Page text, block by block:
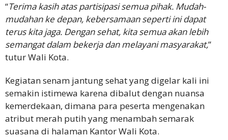
“Terima kasih atas partisipasi semua pihak. Mudah-
mudahan ke depan, kebersamaan seperti ini dapat
terus kita jaga. Dengan sehat, kita semua akan lebih
semangat dalam bekerja dan melayani masyarakat,”
tutur Wali Kota.
Kegiatan senam jantung sehat yang digelar kali ini
semakin istimewa karena dibalut dengan nuansa
kemerdekaan, dimana para peserta mengenakan
atribut merah putih yang menambah semarak
suasana di halaman Kantor Wali Kota.